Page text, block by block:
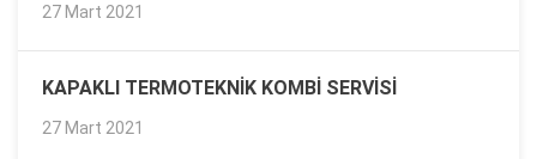
27 Mart 2021
KAPAKLI TERMOTEKNIK KOMBI SERVISI
27 Mart 2021